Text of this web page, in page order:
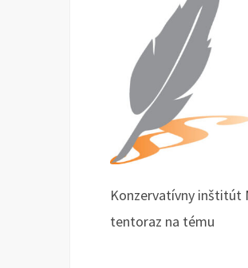
Konzervatívny inštitút
tentoraz na tému